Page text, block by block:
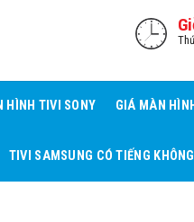
HÌNH TIVI SONY GIÁ MÀN
TIVI SAMSUNG CÓ TIẾNG